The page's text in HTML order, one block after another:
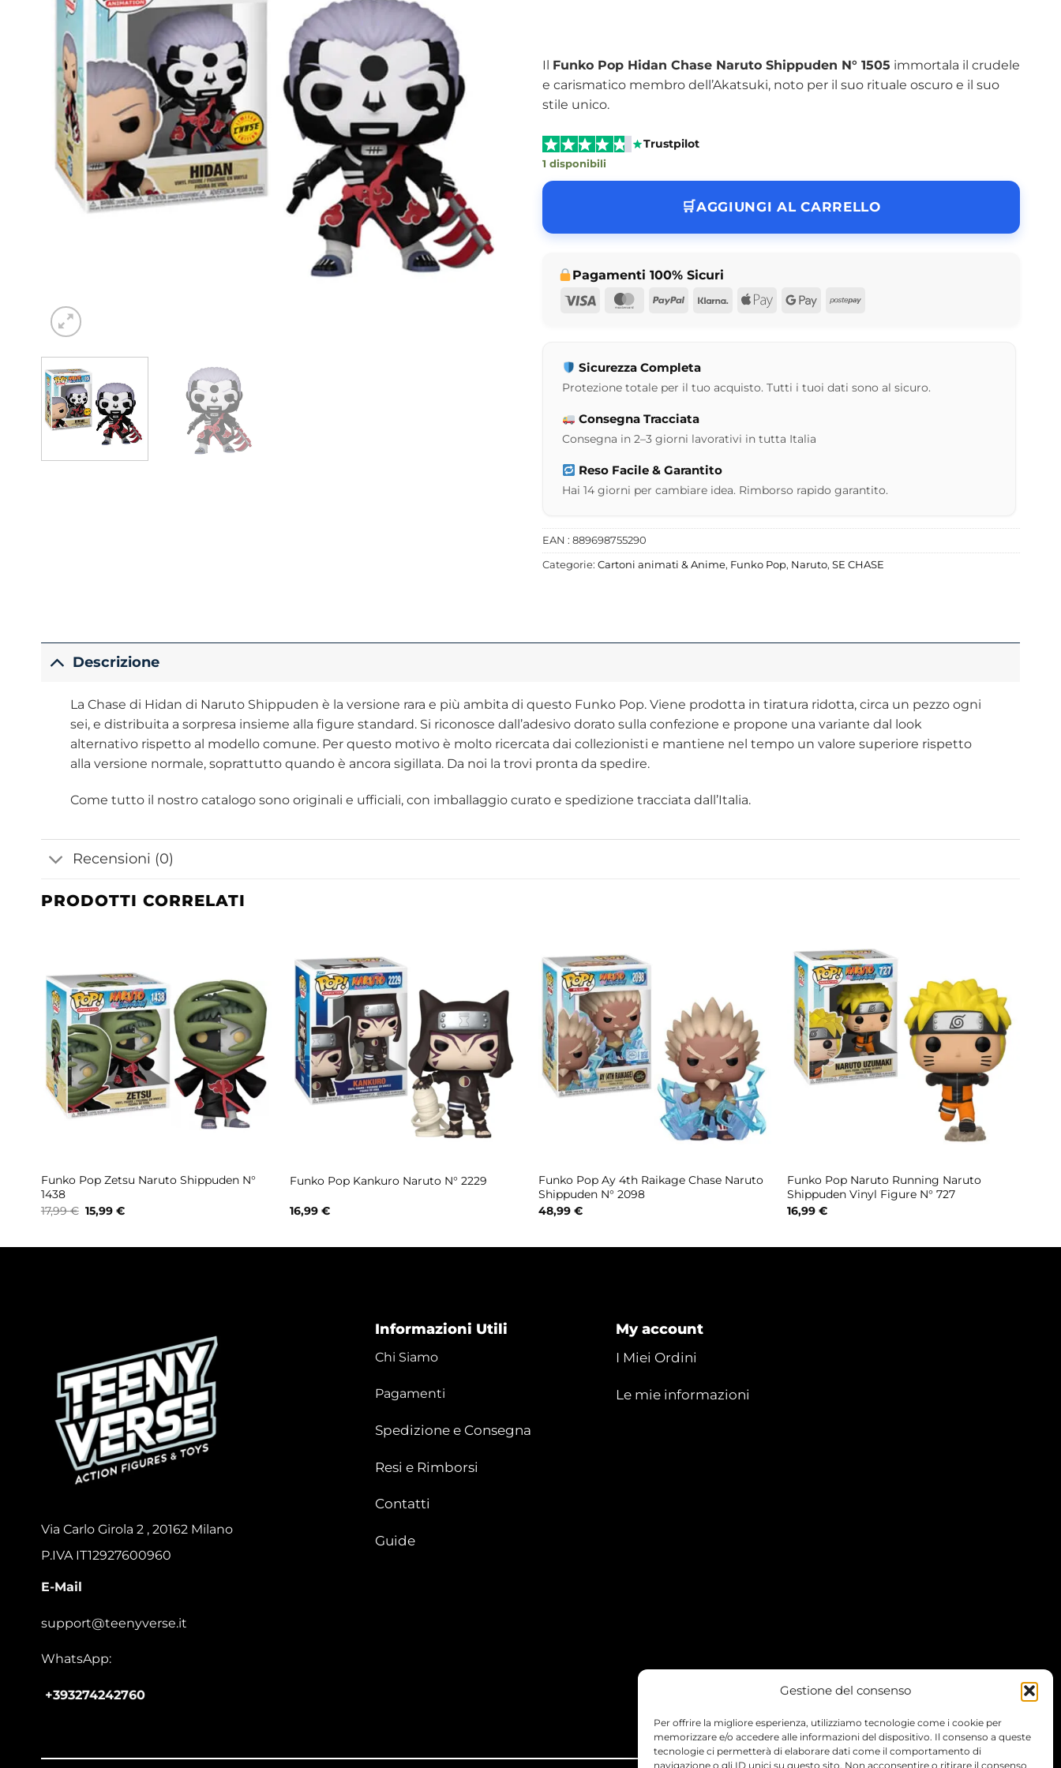
Gestione del consenso
Per offrire la migliore esperienza, utilizziamo tecnologie come i cookie per
memorizzare e/o accedere alle informazioni del dispositivo. Il consenso a queste
tecnologie ci permetterà di elaborare dati come il comportamento di
navigazione o gli ID unici su questo sito. Non acconsentire o ritirare il consenso
Il Funko Pop Hidan Chase Naruto Shippuden N° 1505 immortala il crudele
e carismatico membro dell’Akatsuki, noto per il suo rituale oscuro e il suo
stile unico.
Trustpilot
1 disponibili
AGGIUNGI AL CARRELLO
Pagamenti 100% Sicuri
Visa
MasterCard
PayPalKlarna Apple GooglePostepay
Sicurezza Completa
Protezione totale per il tuo acquisto. Tutti i tuoi dati sono al sicuro.
Consegna Tracciata
Consegna in 2–3 giorni lavorativi in tutta Italia
Reso Facile & Garantito
Hai 14 giorni per cambiare idea. Rimborso rapido garantito.
EAN : 889698755290
Categorie: Cartoni animati & Anime, Funko Pop, Naruto, SE CHASE
Descrizione
La Chase di Hidan di Naruto Shippuden è la versione rara e più ambita di questo Funko Pop. Viene prodotta in tiratura ridotta, circa un pezzo ogni
sei, e distribuita a sorpresa insieme alla figure standard. Si riconosce dall’adesivo dorato sulla confezione e propone una variante dal look
alternativo rispetto al modello comune. Per questo motivo è molto ricercata dai collezionisti e mantiene nel tempo un valore superiore rispetto
alla versione normale, soprattutto quando è ancora sigillata. Da noi la trovi pronta da spedire.
Come tutto il nostro catalogo sono originali e ufficiali, con imballaggio curato e spedizione tracciata dall’Italia.
Recensioni (0)
PRODOTTI CORRELATI
Funko Pop Zetsu Naruto Shippuden N°
1438
17,99€ Il
prezzo
15,99€Il
Funko Pop Kankuro Naruto N° 2229
16,99 €
Funko Pop Ay 4th Raikage Chase Naruto
Shippuden N° 2098
48,99 €
Funko Pop Naruto Running Naruto
Shippuden Vinyl Figure N° 727
16,99 €
Via Carlo Girola 2 , 20162 Milano
P.IVA IT12927600960
E-Mail
support@teenyverse.it
WhatsApp:
+393274242760
Informazioni Utili
Chi Siamo
Pagamenti
Spedizione e Consegna
Resi e Rimborsi
Contatti
Guide
My account
I Miei Ordini
Le mie informazioni